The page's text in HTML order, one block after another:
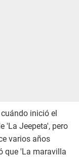
inició el
'La Jeepeta', pero
varios años
que 'La maravilla